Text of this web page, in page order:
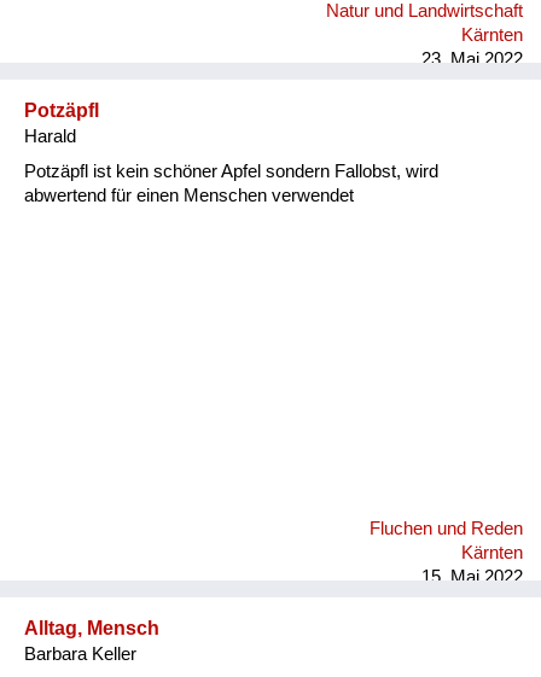
Natur und Landwirtschaft
Kärnten
23. Mai 2022
Potzäpfl
Harald
Potzäpfl ist kein schöner Apfel sondern Fallobst, wird
abwertend für einen Menschen verwendet
Fluchen und Reden
Kärnten
15. Mai 2022
Alltag, Mensch
Barbara Keller